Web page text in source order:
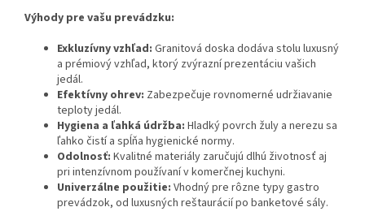
Výhody pre vašu prevádzku:
Exkluzívny vzhľad: Granitová doska dodáva stolu luxusný
a prémiový vzhľad, ktorý zvýrazní prezentáciu vašich
jedál.
Efektívny ohrev: Zabezpečuje rovnomerné udržiavanie
teploty jedál.
Hygiena a ľahká údržba: Hladký povrch žuly a nerezu sa
ľahko čistí a spĺňa hygienické normy.
Odolnosť: Kvalitné materiály zaručujú dlhú životnosť aj
pri intenzívnom používaní v komerčnej kuchyni.
Univerzálne použitie: Vhodný pre rôzne typy gastro
prevádzok, od luxusných reštaurácií po banketové sály.